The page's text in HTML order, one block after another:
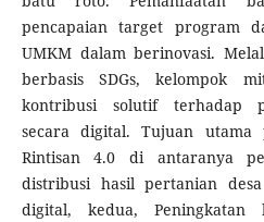
pencapaian target program
UMKM dalam berinovasi.
berbasis SDGs, kelompok
kontribusi solutif terhadap
secara digital. Tujuan utama
Rintisan 4.0 di antaranya
distribusi hasil pertanian
digital, kedua, Peningkatan